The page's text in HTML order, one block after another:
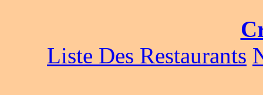
Liste Des Restaurants